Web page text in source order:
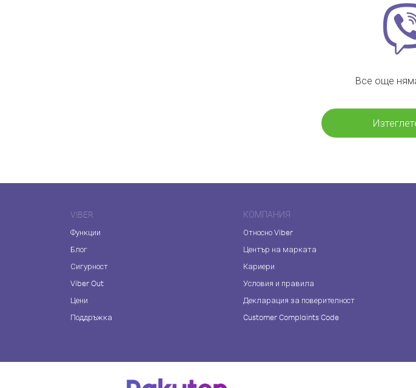
Все още
VIBER
Функции
Блог
Сигурност
Viber Out
Цени
Поддръжка
КОМПАНИЯ
Относно Viber
Център на марката
Кариери
Условия и правила
Декларация за поверителност
Customer Complaints Code